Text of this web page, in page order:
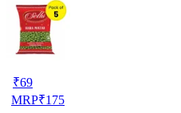
₹69
MRP₹175